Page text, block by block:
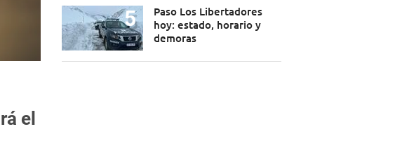
el
Paso Los Libertadores
hoy: estado, horario y
demoras